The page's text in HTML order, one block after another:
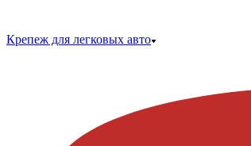
Крепеж для легковых авто